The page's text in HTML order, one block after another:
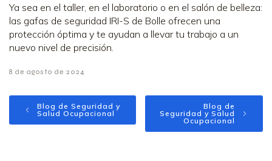
Ya sea en el taller, en el laboratorio o en el salón de belleza:
las gafas de seguridad IRI-S de Bolle ofrecen una
protección óptima y te ayudan a llevar tu trabajo a un
nuevo nivel de precisión.
8 de agosto de 2024
Blog de Seguridad y
Salud Ocupacional
Blog de
Seguridad y Salud
Ocupacional